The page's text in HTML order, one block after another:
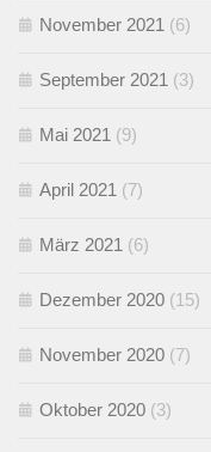
November 2021 (6)
September 2021 (3)
Mai 2021 (9)
April 2021 (7)
März 2021 (6)
Dezember 2020 (15)
November 2020 (7)
Oktober 2020 (3)